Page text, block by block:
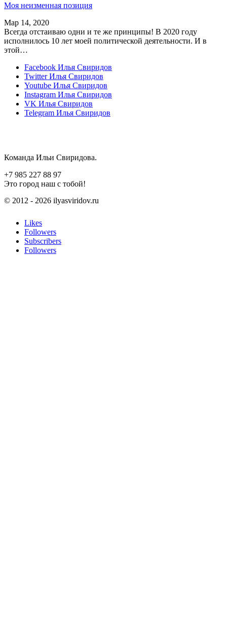
Моя неизменная позиция
Мар 14, 2020
Всегда отстаиваю одни и те же принципы! В 2020 году
исполнилось 10 лет моей политической деятельности. И в
этой…
Facebook Илья Свиридов
Twitter Илья Свиридов
Youtube Илья Свиридов
Instagram Илья Свиридов
VK Илья Свиридов
Telegram Илья Свиридов
Команда Ильи Свиридова.
+7 985 227 88 97
Это город наш с тобой!
© 2012 - 2026 ilyasviridov.ru
Likes
Followers
Subscribers
Followers